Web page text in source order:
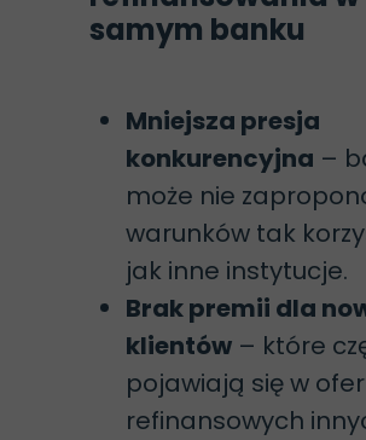
samym banku
Mniejsza presja
konkurencyjna –
może nie
warunków tak
jak inne instytucje.
Brak premii dla
klientów – które
pojawiają się w
refinansowych